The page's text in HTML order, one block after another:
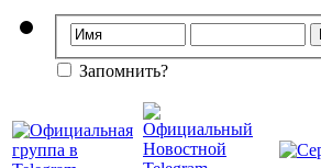
Запомнить?